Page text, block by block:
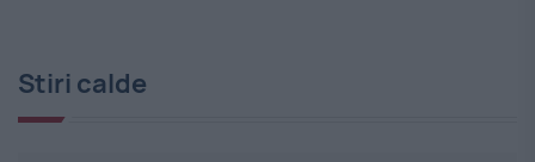
Stiri calde